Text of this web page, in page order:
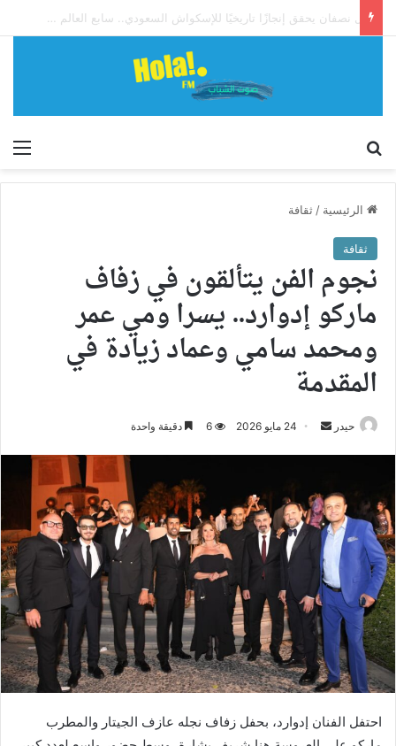
الرئيسية / ثقافة
ثقافة
نجوم الفن يتألقون في زفاف
ماركو إدوارد.. يسرا ومي عمر
ومحمد سامي وعماد زيادة في
المقدمة
حيدر
أرسل 24 مايو 2026 6 دقيقة واحدة
احتفل الفنان إدوارد، بحفل زفاف نجله عازف الجيتار والمطرب